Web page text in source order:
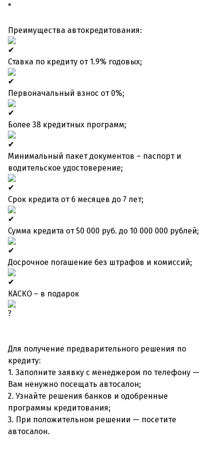
*
Преимущества автокредитования:
Ставка по кредиту от 1.9% годовых;
Первоначальный взнос от 0%;
Более 38 кредитных программ;
Минимальный пакет документов – паспорт и
водительское удостоверение;
Срок кредита от 6 месяцев до 7 лет;
Сумма кредита от 50 000 руб. до 10 000 000 рублей;
Досрочное погашение без штрафов и комиссий;
КАСКО – в подарок
Для получение предварительного решения по
кредиту:
1. Заполните заявку с менеджером по телефону —
Вам ненужно посещать автосалон;
2. Узнайте решения банков и одобренные
программы кредитования;
3. При положительном решении — посетите
автосалон.